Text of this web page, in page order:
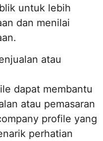
untuk lebih
dan menilai
atau
dapat membantu
atau pemasaran
profile yang
perhatian